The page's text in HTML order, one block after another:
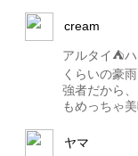
cream
アルタイ⛺️
くらいの豪
強者だから
もめっちゃ
ヤマ